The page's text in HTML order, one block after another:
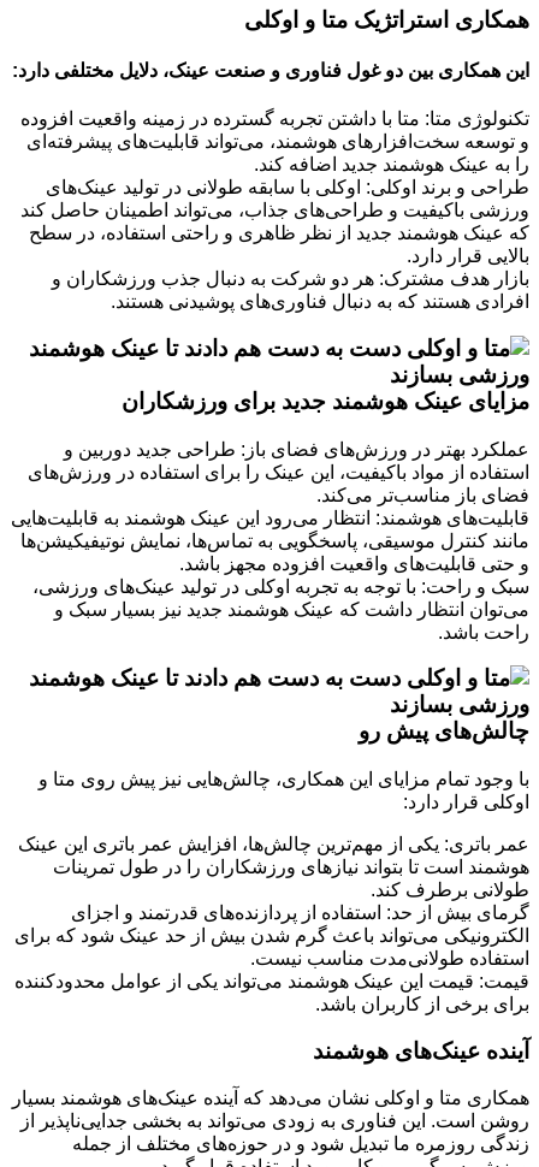
همکاری استراتژیک متا و اوکلی
این همکاری بین دو غول فناوری و صنعت عینک، دلایل مختلفی دارد:
تکنولوژی متا: متا با داشتن تجربه گسترده در زمینه واقعیت افزوده
و توسعه سخت‌افزارهای هوشمند، می‌تواند قابلیت‌های پیشرفته‌ای
را به عینک هوشمند جدید اضافه کند.
طراحی و برند اوکلی: اوکلی با سابقه طولانی در تولید عینک‌های
ورزشی باکیفیت و طراحی‌های جذاب، می‌تواند اطمینان حاصل کند
که عینک هوشمند جدید از نظر ظاهری و راحتی استفاده، در سطح
بالایی قرار دارد.
بازار هدف مشترک: هر دو شرکت به دنبال جذب ورزشکاران و
افرادی هستند که به دنبال فناوری‌های پوشیدنی هستند.
مزایای عینک هوشمند جدید برای ورزشکاران
عملکرد بهتر در ورزش‌های فضای باز: طراحی جدید دوربین و
استفاده از مواد باکیفیت، این عینک را برای استفاده در ورزش‌های
فضای باز مناسب‌تر می‌کند.
قابلیت‌های هوشمند: انتظار می‌رود این عینک هوشمند به قابلیت‌هایی
مانند کنترل موسیقی، پاسخگویی به تماس‌ها، نمایش نوتیفیکیشن‌ها
و حتی قابلیت‌های واقعیت افزوده مجهز باشد.
سبک و راحت: با توجه به تجربه اوکلی در تولید عینک‌های ورزشی،
می‌توان انتظار داشت که عینک هوشمند جدید نیز بسیار سبک و
راحت باشد.
چالش‌های پیش رو
با وجود تمام مزایای این همکاری، چالش‌هایی نیز پیش روی متا و
اوکلی قرار دارد:
عمر باتری: یکی از مهم‌ترین چالش‌ها، افزایش عمر باتری این عینک
هوشمند است تا بتواند نیازهای ورزشکاران را در طول تمرینات
طولانی برطرف کند.
گرمای بیش از حد: استفاده از پردازنده‌های قدرتمند و اجزای
الکترونیکی می‌تواند باعث گرم شدن بیش از حد عینک شود که برای
استفاده طولانی‌مدت مناسب نیست.
قیمت: قیمت این عینک هوشمند می‌تواند یکی از عوامل محدودکننده
برای برخی از کاربران باشد.
آینده عینک‌های هوشمند
همکاری متا و اوکلی نشان می‌دهد که آینده عینک‌های هوشمند بسیار
روشن است. این فناوری به زودی می‌تواند به بخشی جدایی‌ناپذیر از
زندگی روزمره ما تبدیل شود و در حوزه‌های مختلف از جمله